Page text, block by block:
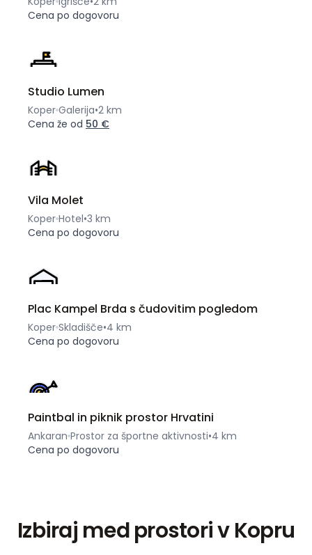
Cena po dogovoru
Studio Lumen
Koper Galerija•2 km
Cena že od 50 €
Vila Molet
Koper Hotel•3 km
Cena po dogovoru
Plac Kampel Brda s čudovitim pogledom
Koper Skladišče•4 km
Cena po dogovoru
Paintbal in piknik prostor Hrvatini
Ankaran Prostor za športne aktivnosti•4 km
Cena po dogovoru
Izbiraj med prostori v Kopru